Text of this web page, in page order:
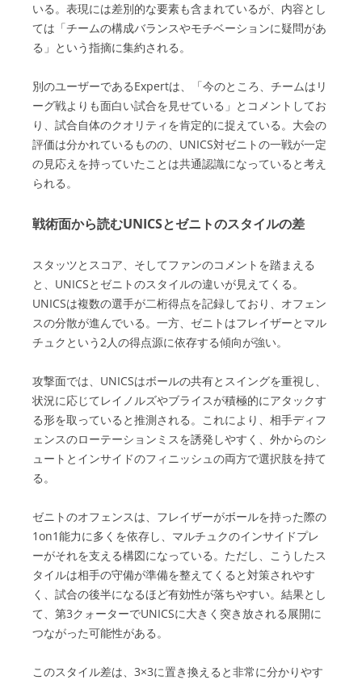
いる。表現には差別的な要素も含まれているが、内容とし
ては「チームの構成バランスやモチベーションに疑問があ
る」という指摘に集約される。
別のユーザーであるExpertは、「今のところ、チームはリ
ーグ戦よりも面白い試合を見せている」とコメントしてお
り、試合自体のクオリティを肯定的に捉えている。大会の
評価は分かれているものの、UNICS対ゼニトの一戦が一定
の見応えを持っていたことは共通認識になっていると考え
られる。
戦術面から読むUNICSとゼニトのスタイルの差
スタッツとスコア、そしてファンのコメントを踏まえる
と、UNICSとゼニトのスタイルの違いが見えてくる。
UNICSは複数の選手が二桁得点を記録しており、オフェン
スの分散が進んでいる。一方、ゼニトはフレイザーとマル
チュクという2人の得点源に依存する傾向が強い。
攻撃面では、UNICSはボールの共有とスイングを重視し、
状況に応じてレイノルズやブライスが積極的にアタックす
る形を取っていると推測される。これにより、相手ディフ
ェンスのローテーションミスを誘発しやすく、外からのシ
ュートとインサイドのフィニッシュの両方で選択肢を持て
る。
ゼニトのオフェンスは、フレイザーがボールを持った際の
1on1能力に多くを依存し、マルチュクのインサイドプレ
ーがそれを支える構図になっている。ただし、こうしたス
タイルは相手の守備が準備を整えてくると対策されやす
く、試合の後半になるほど有効性が落ちやすい。結果とし
て、第3クォーターでUNICSに大きく突き放される展開に
つながった可能性がある。
このスタイル差は、3×3に置き換えると非常に分かりやす